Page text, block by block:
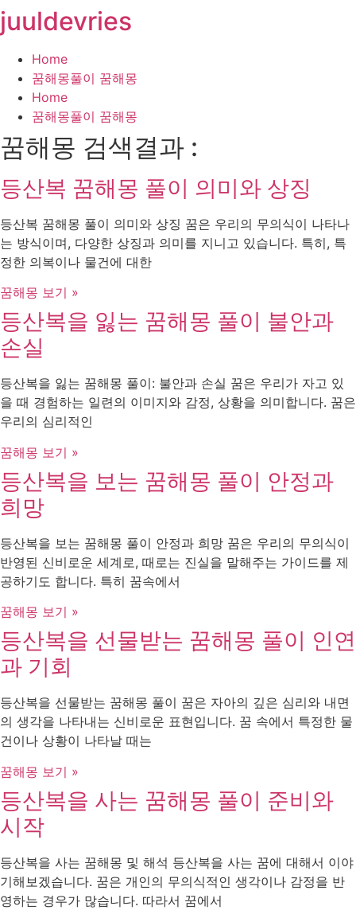
콘
텐
기
juuldevries
Home
꿈해몽풀이 꿈해몽
Home
꿈해몽풀이 꿈해몽
꿈해몽 검색결과 :
등산복 꿈해몽 풀이 의미와 상징
등산복 꿈해몽 풀이 의미와 상징 꿈은 우리의 무의식이 나타나
는 방식이며, 다양한 상징과 의미를 지니고 있습니다. 특히, 특
정한 의복이나 물건에 대한
꿈해몽 보기 »
등산복을 잃는 꿈해몽 풀이 불안과
손실
등산복을 잃는 꿈해몽 풀이: 불안과 손실 꿈은 우리가 자고 있
을 때 경험하는 일련의 이미지와 감정, 상황을 의미합니다. 꿈은
우리의 심리적인
꿈해몽 보기 »
등산복을 보는 꿈해몽 풀이 안정과
희망
등산복을 보는 꿈해몽 풀이 안정과 희망 꿈은 우리의 무의식이
반영된 신비로운 세계로, 때로는 진실을 말해주는 가이드를 제
공하기도 합니다. 특히 꿈속에서
꿈해몽 보기 »
등산복을 선물받는 꿈해몽 풀이 인연
과 기회
등산복을 선물받는 꿈해몽 풀이 꿈은 자아의 깊은 심리와 내면
의 생각을 나타내는 신비로운 표현입니다. 꿈 속에서 특정한 물
건이나 상황이 나타날 때는
꿈해몽 보기 »
등산복을 사는 꿈해몽 풀이 준비와
시작
등산복을 사는 꿈해몽 및 해석 등산복을 사는 꿈에 대해서 이야
기해보겠습니다. 꿈은 개인의 무의식적인 생각이나 감정을 반
영하는 경우가 많습니다. 따라서 꿈에서